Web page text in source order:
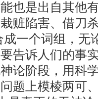
也是出自其他
赃陷害、借刀
成一个词组，
告诉人们的事
论阶段，用科
题上模棱两可